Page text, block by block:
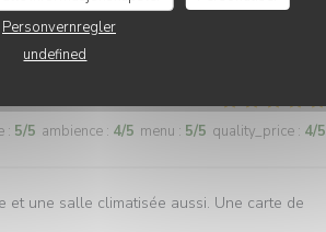
Personvernregler
undefined
: 5/5 ambience : 4/5 menu : 5/5 quality_price : 4/5
et une salle climatisée aussi. Une carte de